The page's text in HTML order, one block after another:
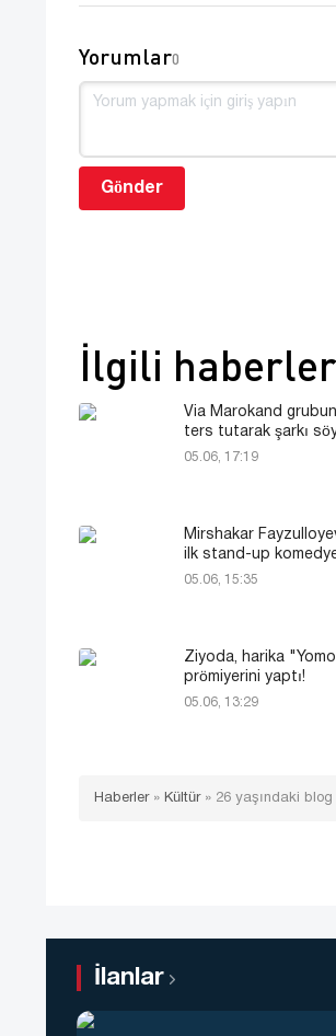
Yorumlar0
Gönder
İlgili haberler
Via Marokand
ters tutarak şarkı
05.06, 17:19
Mirshakar
ilk stand-up
05.06, 15:35
Ziyoda, harika
prömiyerini yaptı!
05.06, 13:29
Haberler» Kültür» 26 yaşındaki
İlanlar